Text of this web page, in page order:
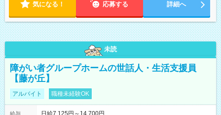
気になる！ 応募する 詳細へ
未読
障がい者グループホームの世話人・生活支援員
【藤が丘】
アルバイト 職種未経験OK
給与 日給7,125円～14,700円